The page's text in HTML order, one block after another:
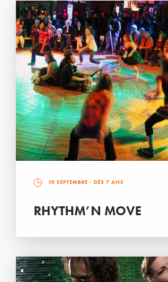
10 SEPTEMBRE - DÈS 7 ANS
RHYTHM’N MOVE